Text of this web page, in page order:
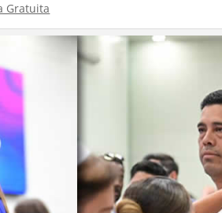
Gratuita